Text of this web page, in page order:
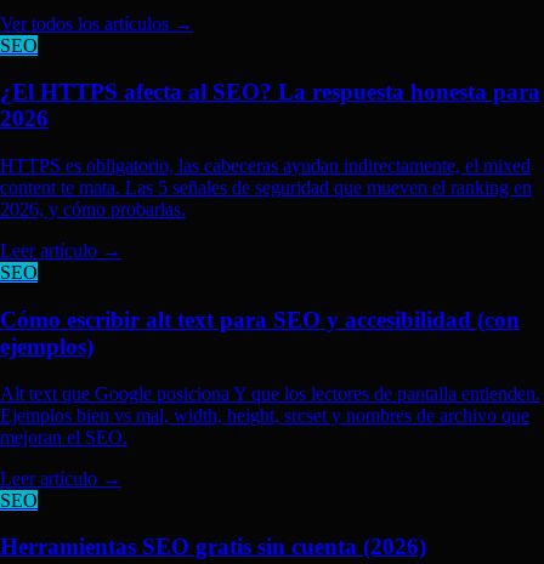
Ver todos los artículos →
SEO
¿El HTTPS afecta al SEO? La respuesta honesta para
2026
HTTPS es obligatorio, las cabeceras ayudan indirectamente, el mixed
content te mata. Las 5 señales de seguridad que mueven el ranking en
2026, y cómo probarlas.
Leer artículo →
SEO
Cómo escribir alt text para SEO y accesibilidad (con
ejemplos)
Alt text que Google posiciona Y que los lectores de pantalla entienden.
Ejemplos bien vs mal, width, height, srcset y nombres de archivo que
mejoran el SEO.
Leer artículo →
SEO
Herramientas SEO gratis sin cuenta (2026)